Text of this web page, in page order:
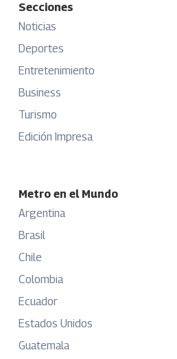
Secciones
Noticias
Deportes
Entretenimiento
Business
Turismo
Edición Impresa
Metro en el Mundo
Argentina
Brasil
Chile
Colombia
Ecuador
Estados Unidos
Guatemala